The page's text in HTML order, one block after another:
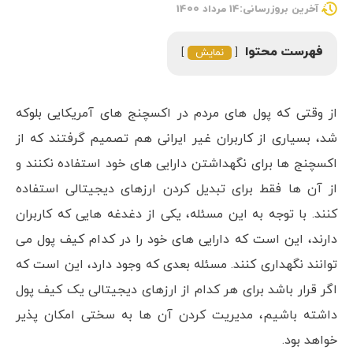
آخرین بروزرسانی:14 مرداد 1400
فهرست محتوا نمایش
از وقتی که پول های مردم در اکسچنج های آمریکایی بلوکه
شد، بسیاری از کاربران غیر ایرانی هم تصمیم گرفتند که از
اکسچنج ها برای نگهداشتن دارایی های خود استفاده نکنند و
از آن ها فقط برای تبدیل کردن ارزهای دیجیتالی استفاده
کنند. با توجه به این مسئله، یکی از دغدغه هایی که کاربران
دارند، این است که دارایی های خود را در کدام کیف پول می
توانند نگهداری کنند. مسئله بعدی که وجود دارد، این است که
اگر قرار باشد برای هر کدام از ارزهای دیجیتالی یک کیف پول
داشته باشیم، مدیریت کردن آن ها به سختی امکان پذیر
خواهد بود.